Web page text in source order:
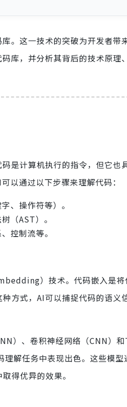
。这一技术的突破为开发者带
库，并分析其背后的技术原理
是计算机执行的指令，但它也
以通过以下步骤来理解代码：
、操作符等）。
（AST）。
控制流等。
）技术。代码嵌入是
方式，AI可以捕捉代码的语义
）、卷积神经网络（CNN）
解任务中表现出色。这些模型
得优异的效果。